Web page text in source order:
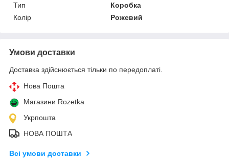
Тип
Коробка
Колір
Рожевий
Умови доставки
Доставка здійснюється тільки по передоплаті.
Нова Пошта
Магазини Rozetka
Укрпошта
НОВА ПОШТА
Всі умови доставки